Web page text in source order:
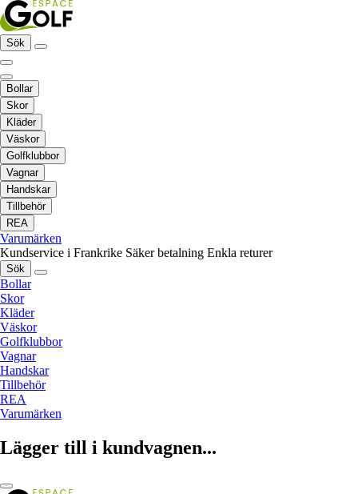
Sök
Bollar
Skor
Kläder
Väskor
Golfklubbor
Vagnar
Handskar
Tillbehör
REA
Varumärken
Kundservice i Frankrike Säker betalning Enkla returer
Sök
Bollar
Skor
Kläder
Väskor
Golfklubbor
Vagnar
Handskar
Tillbehör
REA
Varumärken
Lägger till i kundvagnen...